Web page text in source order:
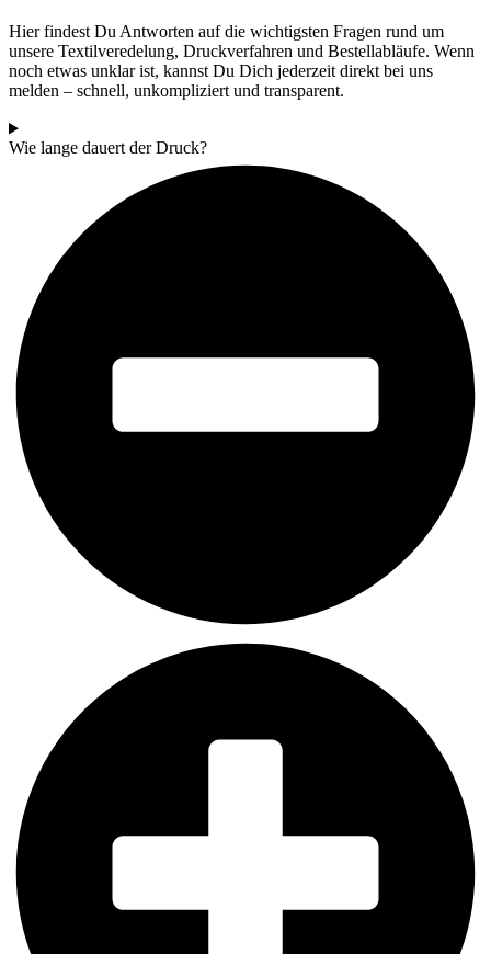
Hier findest Du Antworten auf die wichtigsten Fragen rund um
unsere Textilveredelung, Druckverfahren und Bestellabläufe. Wenn
noch etwas unklar ist, kannst Du Dich jederzeit direkt bei uns
melden – schnell, unkompliziert und transparent.
Wie lange dauert der Druck?